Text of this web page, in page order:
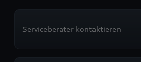
Serviceberater kontaktieren